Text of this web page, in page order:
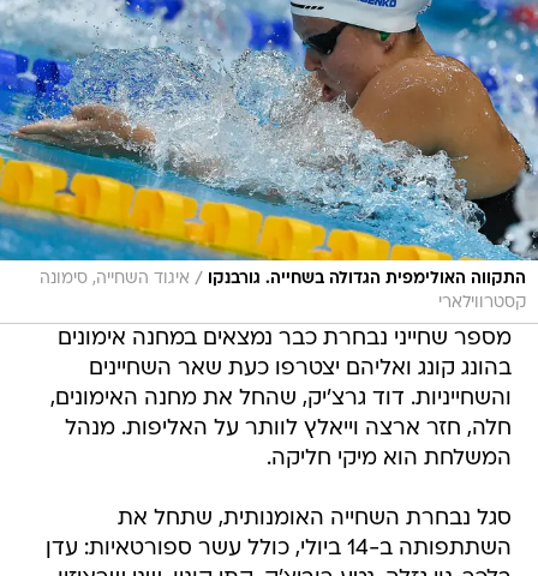
התקווה האולימפית הגדולה בשחייה. גורבנקו / איגוד השחייה, סימונה
קסטרווילארי
מספר שחייני נבחרת כבר נמצאים במחנה אימונים
בהונג קונג ואליהם יצטרפו כעת שאר השחיינים
והשחייניות. דוד גרצ'יק, שהחל את מחנה האימונים,
חלה, חזר ארצה וייאלץ לוותר על האליפות. מנהל
המשלחת הוא מיקי חליקה.
סגל נבחרת השחייה האומנותית, שתחל את
השתתפותה ב-14 ביולי, כולל עשר ספורטאיות: עדן